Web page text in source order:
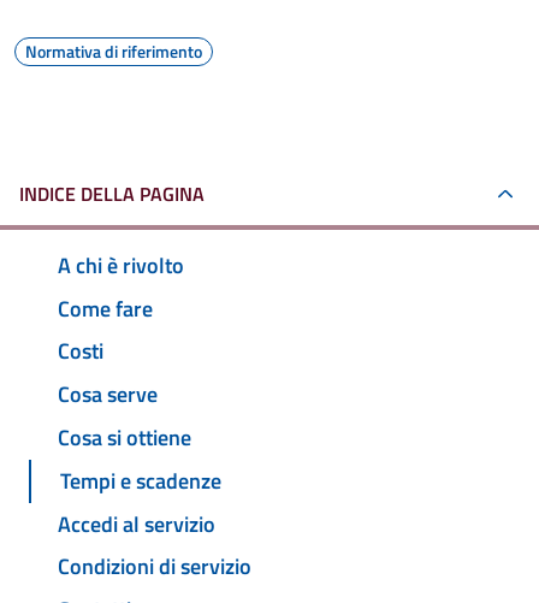
Normativa di riferimento
INDICE DELLA PAGINA
A chi è rivolto
Come fare
Costi
Cosa serve
Cosa si ottiene
Tempi e scadenze
Accedi al servizio
Condizioni di servizio